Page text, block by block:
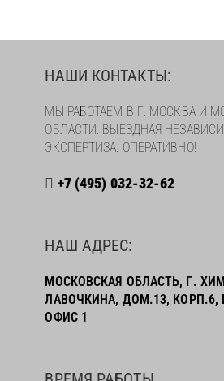
НАШИ КОНТАКТЫ:
МЫ РАБОТАЕМ В Г. МОСКВА И
ОБЛАСТИ. ВЫЕЗДНАЯ
ЭКСПЕРТИЗА. ОПЕРАТИВНО!
+7 (495) 032-32-62
НАШ АДРЕС:
МОСКОВСКАЯ ОБЛАСТЬ, Г.
ЛАВОЧКИНА, ДОМ.13, КОРП.6,
ОФИС 1